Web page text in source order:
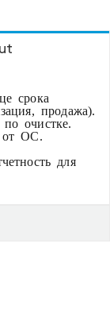
срока
продажа).
очистке.
от ОС.
для